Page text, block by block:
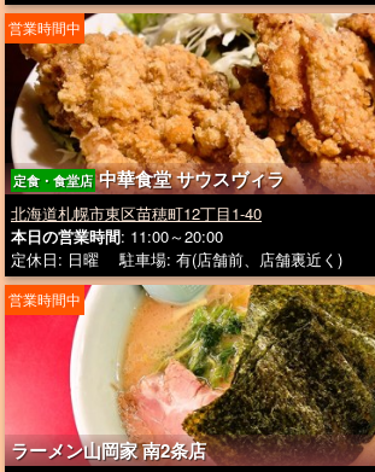
定食・食堂店 中華食堂 サウスヴィラ
営業時間中
北海道札幌市東区苗穂町12丁目1-40
本日の営業時間: 11:00～20:00
定休日: 日曜 駐車場: 有(店舗前、店舗裏近く)
ラーメン山岡家 南2条店
営業時間中